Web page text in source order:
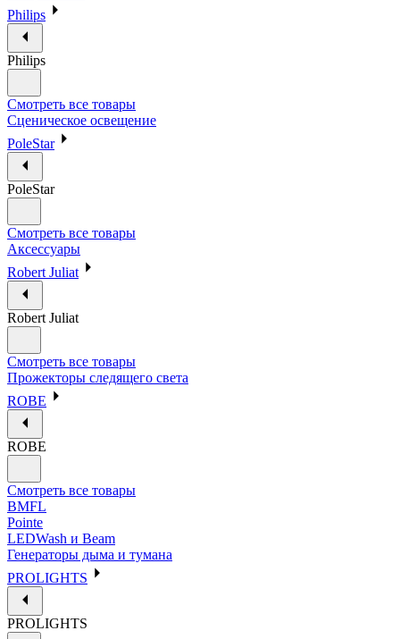
Philips
Philips
Смотреть все товары
Сценическое освещение
PoleStar
PoleStar
Смотреть все товары
Аксессуары
Robert Juliat
Robert Juliat
Смотреть все товары
Прожекторы следящего света
ROBE
ROBE
Смотреть все товары
BMFL
Pointe
LEDWash и Beam
Генераторы дыма и тумана
PROLIGHTS
PROLIGHTS